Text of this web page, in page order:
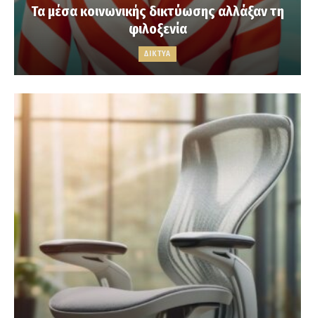
Τα μέσα κοινωνικής δικτύωσης αλλάξαν τη
φιλοξενία
ΔΙΚΤΥΑ